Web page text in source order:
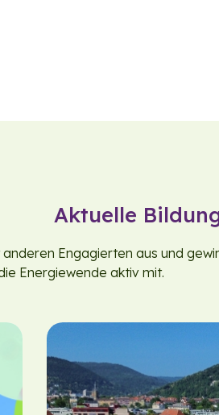
Aktuelle
Engagierten aus und
Energiewende aktiv mit.